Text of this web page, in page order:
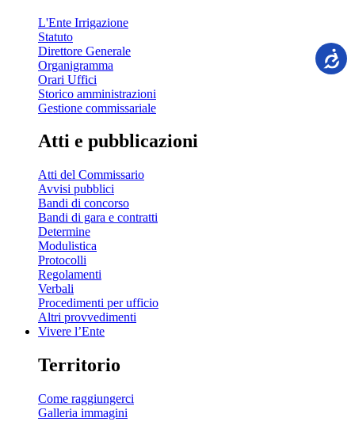
L'Ente Irrigazione
Statuto
Direttore Generale
Organigramma
Orari Uffici
Storico amministrazioni
Gestione commissariale
Atti e pubblicazioni
Atti del Commissario
Avvisi pubblici
Bandi di concorso
Bandi di gara e contratti
Determine
Modulistica
Protocolli
Regolamenti
Verbali
Procedimenti per ufficio
Altri provvedimenti
Vivere l’Ente
Territorio
Come raggiungerci
Galleria immagini